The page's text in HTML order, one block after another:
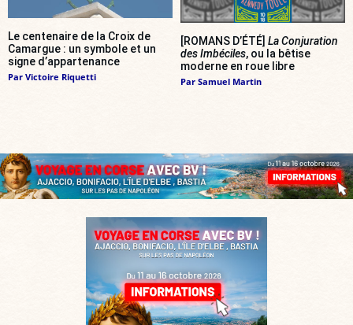
Le centenaire de la Croix de
Camargue : un symbole et un
signe d’appartenance
Par Victoire Riquetti
[ROMANS D’ÉTÉ] La Conjuration
des Imbéciles, ou la bêtise
moderne en roue libre
Par Samuel Martin